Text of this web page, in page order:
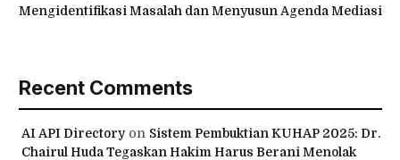
Mengidentifikasi Masalah dan Menyusun Agenda Mediasi
Recent Comments
AI API Directoryon Sistem Pembuktian KUHAP 2025: Dr.
Chairul Huda Tegaskan Hakim Harus Berani Menolak